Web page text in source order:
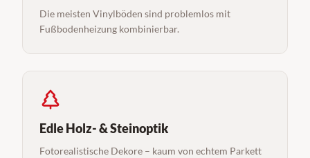
Die meisten Vinylböden sind problemlos mit
Fußbodenheizung kombinierbar.
Edle Holz- & Steinoptik
Fotorealistische Dekore – kaum von echtem Parkett